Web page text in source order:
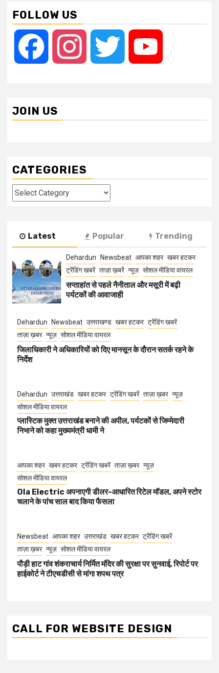
FOLLOW US
Facebook Instagram Twitter
JOIN US
CATEGORIES
Categories
Latest Popular Trending
Dehardun Newsbeat आपका शहर खबर हटकर
ट्रेंडिंग खबरें ताज़ा ख़बरें न्यूज़ सोशल मीडिया वायरल
सप्ताहांत से पहले नैनीताल और मसूरी में बढ़ी
पर्यटकों की आवाजाही
Dehardun Newsbeat उत्तराखण्ड खबर हटकर ट्रेंडिंग खबरें
ताज़ा ख़बर न्यूज़ सोशल मीडिया वायरल
जिलाधिकारी ने अधिकारियों को दिए मानसून के दौरान सतर्क रहने के
निर्देश
Dehardun उत्तराखंड खबर हटकर ट्रेंडिंग खबरें ताज़ा ख़बर न्यूज़
सोशल मीडिया वायरल
प्लास्टिक मुक्त उत्तराखंड बनाने की अपील, पर्यटकों से जिम्मेदारी
निभाने को कहा मुख्यमंत्री धामी ने
आपका शहर खबर हटकर ट्रेंडिंग खबरें ताज़ा ख़बर न्यूज़
सोशल मीडिया वायरल
Ola Electric अपनाएगी डीलर-आधारित रिटेल मॉडल, अपने स्टोर
चलाने के पांच साल बाद किया फैसला
Newsbeat आपका शहर उत्तराखंड खबर हटकर ट्रेंडिंग खबरें
ताज़ा ख़बर न्यूज़ सोशल मीडिया वायरल
पौड़ी हाट गांव शंकराचार्य निर्मित मंदिर की सुरक्षा पर सुनवाई, रिपोर्ट पर
हाईकोर्ट ने टीएचडीसी से मांगा शपथ पत्र
CALL FOR WEBSITE DESIGN